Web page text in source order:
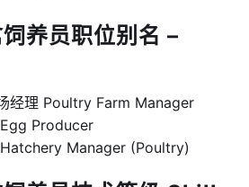
养员职位别名 –
经理 Poultry Farm Manager
Producer
Manager (Poultry)